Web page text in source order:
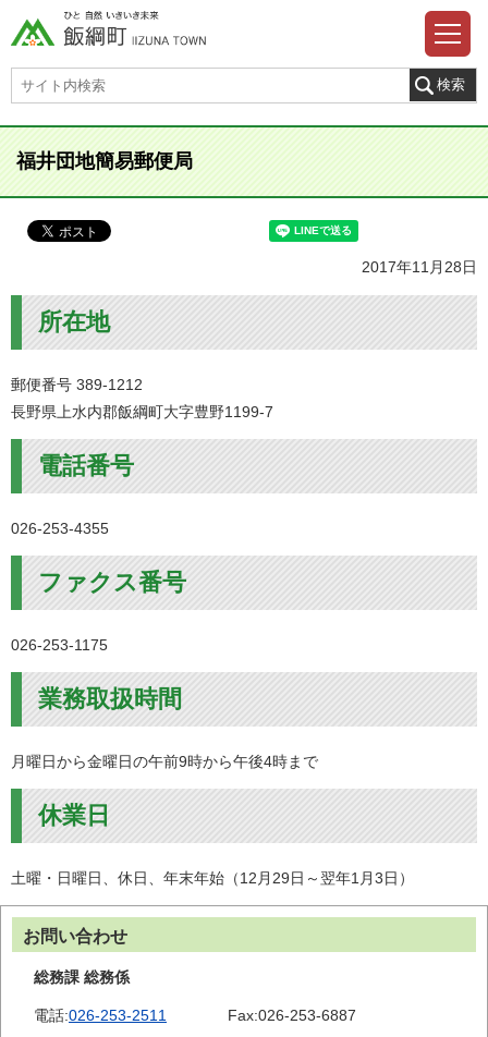
福井団地簡易郵便局
2017年11月28日
所在地
郵便番号 389-1212
長野県上水内郡飯綱町大字豊野1199-7
電話番号
026-253-4355
ファクス番号
026-253-1175
業務取扱時間
月曜日から金曜日の午前9時から午後4時まで
休業日
土曜・日曜日、休日、年末年始（12月29日～翌年1月3日）
お問い合わせ
総務課 総務係
電話:026-253-2511 Fax:026-253-6887